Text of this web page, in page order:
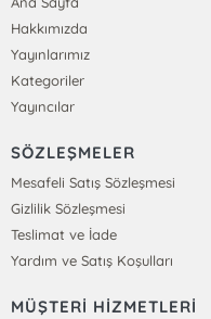
Hakkımızda
Yayınlarımız
Kategoriler
Yayıncılar
SÖZLEŞMELER
Mesafeli Satış Sözleşmesi
Gizlilik Sözleşmesi
Teslimat ve İade
Yardım ve Satış Koşulları
MÜŞTERİ HİZMETLERİ